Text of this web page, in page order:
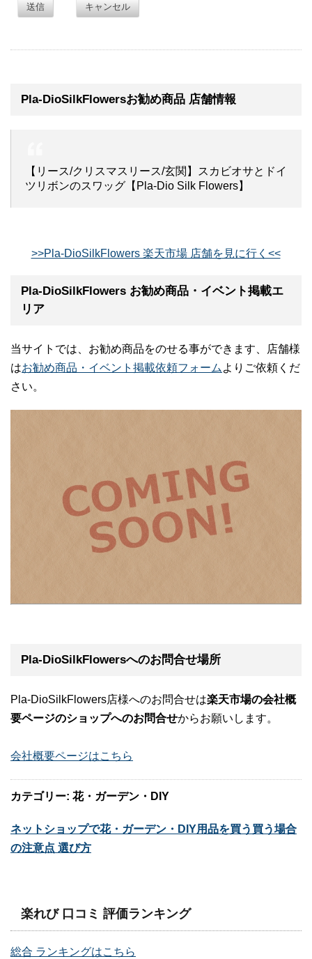
送信 キャンセル
Pla-DioSilkFlowersお勧め商品 店舗情報
【リース/クリスマスリース/玄関】スカビオサとドイ
ツリボンのスワッグ【Pla-Dio Silk Flowers】
>>Pla-DioSilkFlowers 楽天市場 店舗を見に行く<<
Pla-DioSilkFlowers お勧め商品・イベント掲載エ
リア
当サイトでは、お勧め商品をのせる事ができます、店舗様
はお勧め商品・イベント掲載依頼フォーム よりご依頼くだ
さい。
Pla-DioSilkFlowersへのお問合せ場所
Pla-DioSilkFlowers店様へのお問合せは楽天市場の会社概
要ページのショップへのお問合せからお願いします。
会社概要ページはこちら
カテゴリー: 花・ガーデン・DIY
ネットショップで花・ガーデン・DIY用品を買う買う場合
の注意点 選び方
楽れび 口コミ 評価ランキング
総合 ランキングはこちら